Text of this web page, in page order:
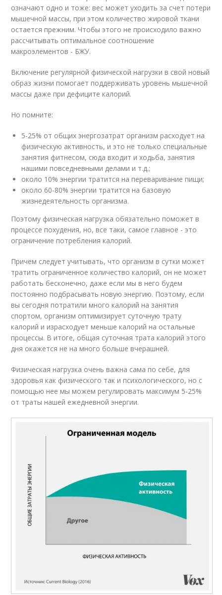
означают одно и тоже: вес может уходить за счет потери
мышечной массы, при этом количество жировой ткани
остается прежним. Чтобы этого не происходило важно
рассчитывать оптимальное соотношение
макроэлементов - БЖУ.
Включение регулярной физической нагрузки в свой новый
образ жизни помогает поддерживать уровень мышечной
массы даже при дефиците калорий.
Но помните:
5-25% от общих энергозатрат организм расходует на
физическую активность, и это не только специальные
занятия фитнесом, сюда входит и ходьба, занятия
нашими повседневными делами и т.д.;
около 10% энергии тратится на переваривание пищи;
около 60-80% энергии тратится на базовую
жизнедеятельность организма.
Поэтому физическая нагрузка обязательно поможет в
процессе похудения, но, все таки, самое главное - это
ограничение потребления калорий.
Причем следует учитывать, что организм в сутки может
тратить ограниченное количество калорий, он не может
работать бесконечно, даже если мы в него будем
постоянно подбрасывать новую энергию. Поэтому, если
вы сегодня потратили много калорий на занятия
спортом, организм оптимизирует суточную трату
калорий и израсходует меньше калорий на остальные
процессы. В итоге, общая суточная трата калорий этого
дня окажется не на много больше вчерашней.
Физическая нагрузка очень важна сама по себе, для
здоровья как физического так и психологического, но с
помощью нее мы можем регулировать максимум 5-25%
от траты нашей ежедневной энергии.